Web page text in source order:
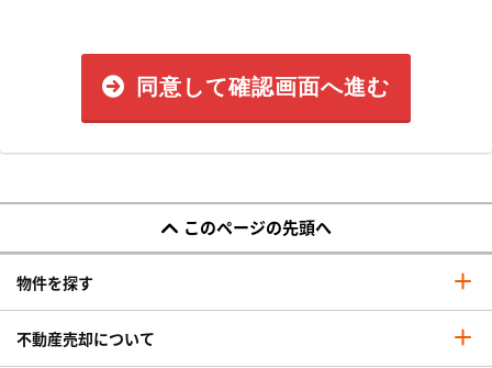
同意して確認画面へ進む
このページの先頭へ
物件を探す
不動産売却について